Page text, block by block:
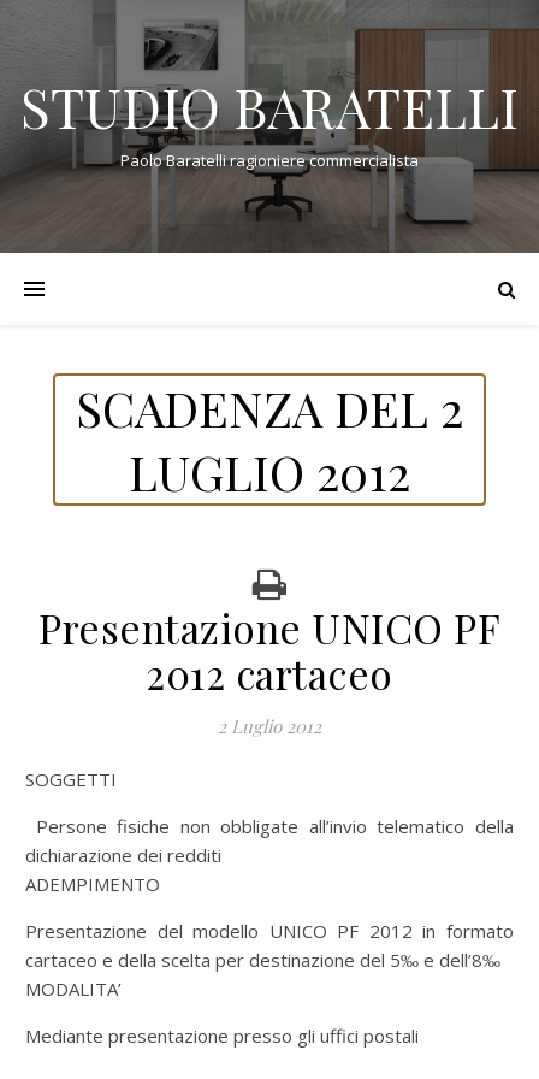
STUDIO BARATELLI
Paolo Baratelli ragioniere commercialista
SCADENZA DEL 2
LUGLIO 2012
Presentazione UNICO PF
2012 cartaceo
2 Luglio 2012
SOGGETTI
Persone fisiche non obbligate all’invio telematico della
dichiarazione dei redditi
ADEMPIMENTO
Presentazione del modello UNICO PF 2012 in formato
cartaceo e della scelta per destinazione del 5‰ e dell’8‰
MODALITA’
Mediante presentazione presso gli uffici postali